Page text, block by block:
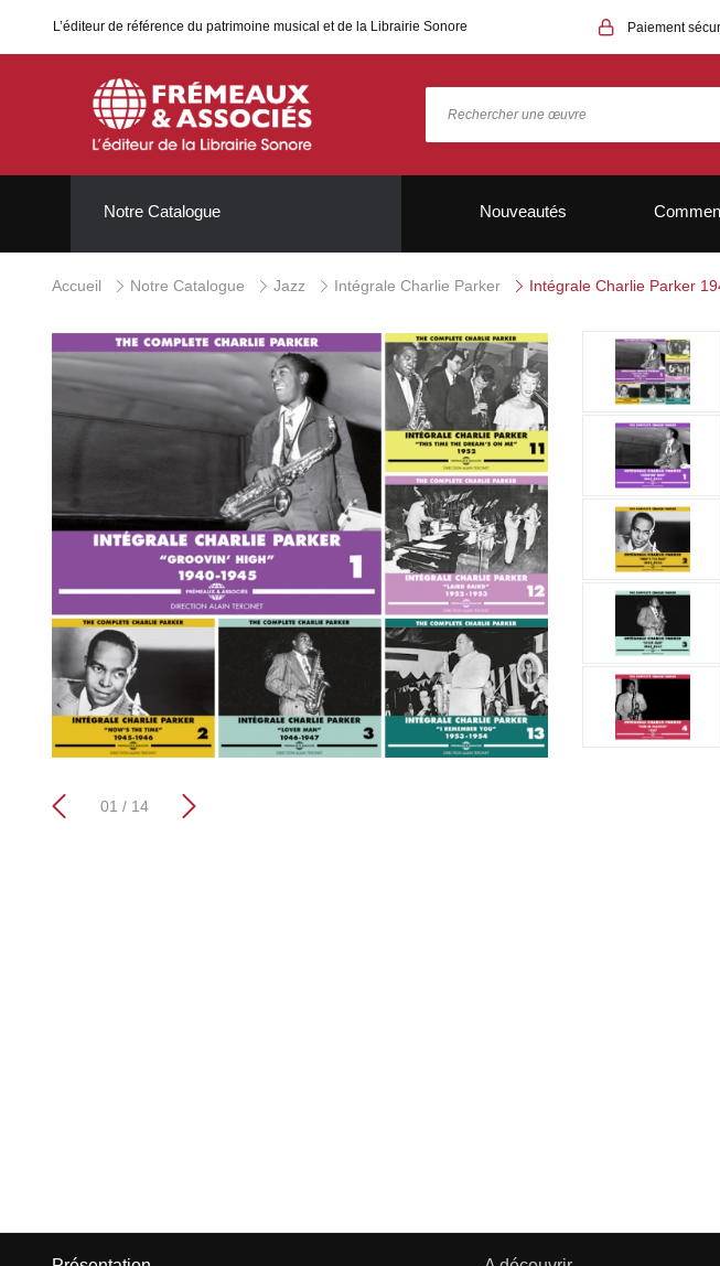
L’éditeur de référence du patrimoine musical et de la Librairie Sonore Paiement
Notre Catalogue Nouveautés
Accueil Notre Catalogue Jazz Intégrale Charlie Parker Intégrale Charlie Parker
01 / 14